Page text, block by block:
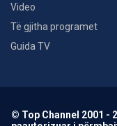
Video
Të gjitha programet
Guida TV
© Top Channel 2001 -